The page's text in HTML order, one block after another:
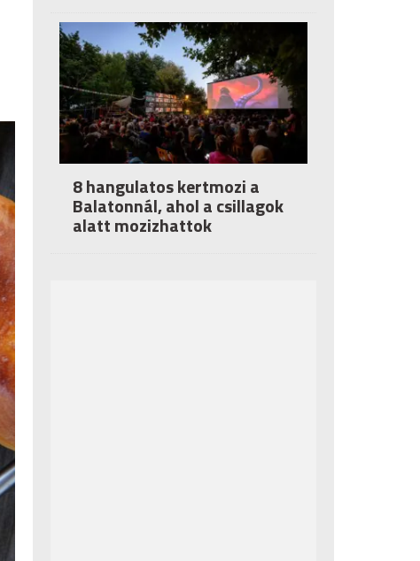
8 hangulatos kertmozi a
Balatonnál, ahol a csillagok
alatt mozizhattok